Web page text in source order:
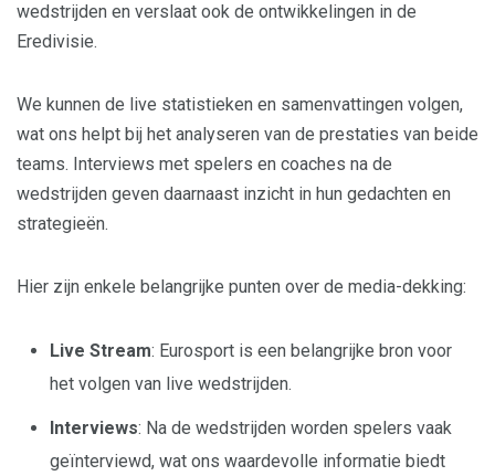
wedstrijden en verslaat ook de ontwikkelingen in de
Eredivisie.
We kunnen de live statistieken en samenvattingen volgen,
wat ons helpt bij het analyseren van de prestaties van beide
teams. Interviews met spelers en coaches na de
wedstrijden geven daarnaast inzicht in hun gedachten en
strategieën.
Hier zijn enkele belangrijke punten over de media-dekking:
Live Stream: Eurosport is een belangrijke bron voor
het volgen van live wedstrijden.
Interviews: Na de wedstrijden worden spelers vaak
geïnterviewd, wat ons waardevolle informatie biedt